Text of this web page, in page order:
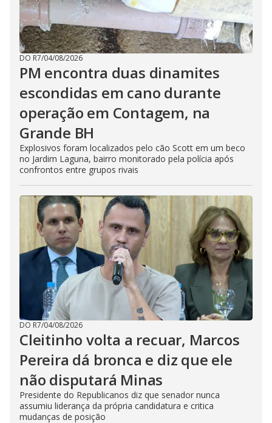
DO R7/04/08/2026
PM encontra duas dinamites
escondidas em cano durante
operação em Contagem, na
Grande BH
Explosivos foram localizados pelo cão Scott em um beco
no Jardim Laguna, bairro monitorado pela polícia após
confrontos entre grupos rivais
DO R7/04/08/2026
Cleitinho volta a recuar, Marcos
Pereira dá bronca e diz que ele
não disputará Minas
Presidente do Republicanos diz que senador nunca
assumiu liderança da própria candidatura e critica
mudanças de posição